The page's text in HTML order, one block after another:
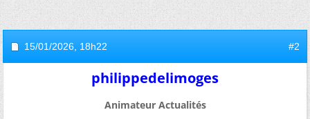
15/01/2026, 18h22 #2
philippedelimoges
Animateur Actualités